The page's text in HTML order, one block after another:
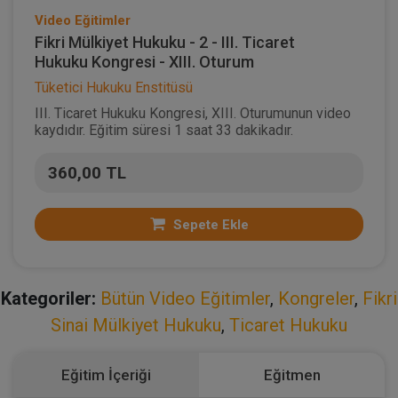
Video Eğitimler
Fikri Mülkiyet Hukuku - 2 - III. Ticaret
Hukuku Kongresi - XIII. Oturum
Tüketici Hukuku Enstitüsü
III. Ticaret Hukuku Kongresi, XIII. Oturumunun video
kaydıdır. Eğitim süresi 1 saat 33 dakikadır.
360,00 TL
Sepete Ekle
Kategoriler: Bütün Video Eğitimler, Kongreler, Fikri
Sinai Mülkiyet Hukuku, Ticaret Hukuku
Eğitim İçeriği Eğitmen